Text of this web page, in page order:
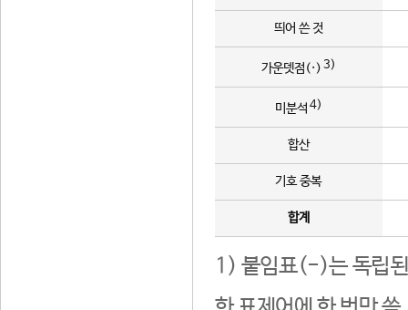
띄어 쓴 것
가운뎃점(·) 3)
미분석 4)
합산
기호 중복
합계
1) 붙임표(-)는 독립된